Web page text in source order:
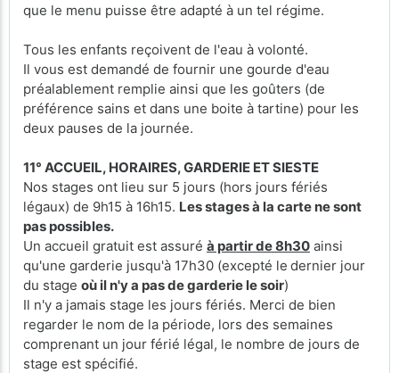
que le menu puisse être adapté à un tel régime.
Tous les enfants reçoivent de l'eau à volonté.
Il vous est demandé de fournir une gourde d'eau
préalablement remplie ainsi que les goûters (de
préférence sains et dans une boite à tartine) pour les
deux pauses de la journée.
11° ACCUEIL, HORAIRES, GARDERIE ET SIESTE
Nos stages ont lieu sur 5 jours (hors jours fériés
légaux) de 9h15 à 16h15. Les stages à la carte ne sont
pas possibles.
Un accueil gratuit est assuré à partir de 8h30 ainsi
qu'une garderie jusqu'à 17h30 (excepté le dernier jour
du stage où il n'y a pas de garderie le soir)
Il n'y a jamais stage les jours fériés. Merci de bien
regarder le nom de la période, lors des semaines
comprenant un jour férié légal, le nombre de jours de
stage est spécifié.